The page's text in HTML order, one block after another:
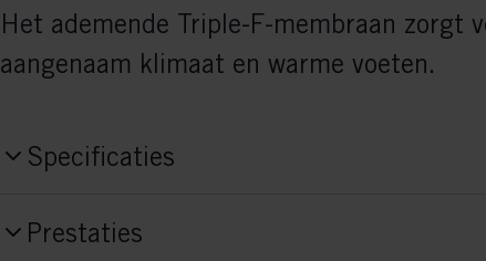
Het ademende Triple-F-membraan zorgt
aangenaam klimaat en warme voeten.
Specificaties
S40225
Prestaties